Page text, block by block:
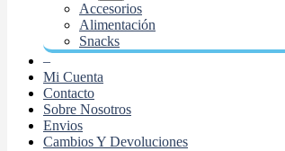
Accesorios
Alimentación
Snacks
–
Mi Cuenta
Contacto
Sobre Nosotros
Envios
Cambios Y Devoluciones